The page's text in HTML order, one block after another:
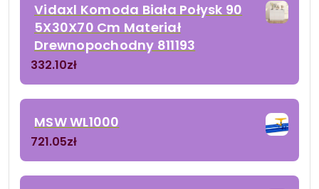
Vidaxl Komoda Biała Połysk 90
5X30X70 Cm Materiał
Drewnopochodny 811193
332.10zł
MSW WL1000
721.05zł